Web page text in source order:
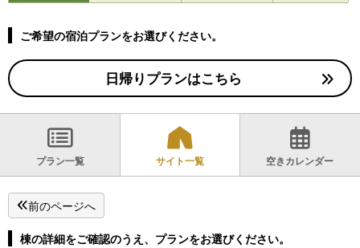
ご希望の宿泊プランをお選びください。
日帰りプランはこちら
プラン一覧 サイト一覧 空きカレンダー
前のページへ
棟の詳細をご確認のうえ、プランをお選びください。